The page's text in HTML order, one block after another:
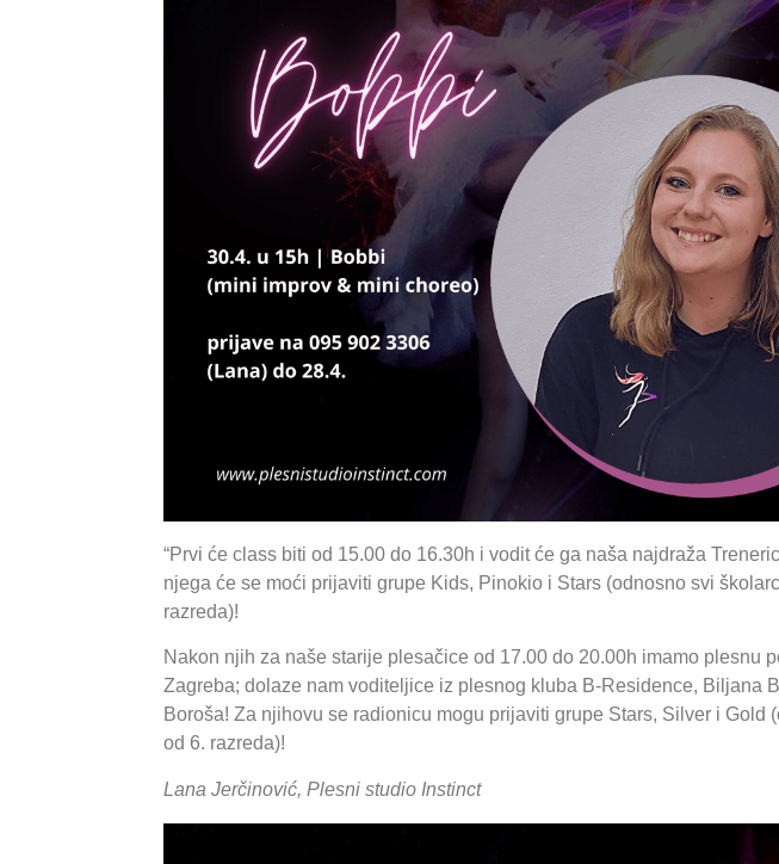
“Prvi će class biti od 15.00 do 16.30h i vodit će ga naša najdraža
njega će se moći prijaviti grupe Kids, Pinokio i Stars (odnosno svi
razreda)!
Nakon njih za naše starije plesačice od 17.00 do 20.00h imamo plesnu
Zagreba; dolaze nam voditeljice iz plesnog kluba B-Residence, Biljana
Boroša! Za njihovu se radionicu mogu prijaviti grupe Stars, Silver i Gold
od 6. razreda)!
Lana Jerčinović, Plesni studio Instinct